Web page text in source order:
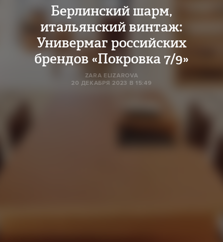
Берлинский шарм,
итальянский винтаж:
Универмаг российских
брендов «Покровка 7/9»
ZARA ELIZAROVA
20 ДЕКАБРЯ 2023 В 15:49